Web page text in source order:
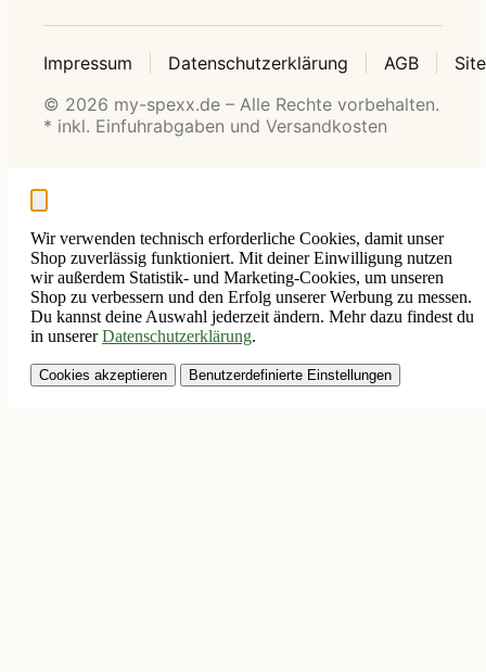
Impressum Datenschutzerklärung AGB
© 2026 my-spexx.de – Alle Rechte vorbehalten.
* inkl. Einfuhrabgaben und Versandkosten
Wir verwenden technisch erforderliche Cookies, damit unser
Shop zuverlässig funktioniert. Mit deiner Einwilligung nutzen
wir außerdem Statistik- und Marketing-Cookies, um unseren
Shop zu verbessern und den Erfolg unserer Werbung zu messen.
Du kannst deine Auswahl jederzeit ändern. Mehr dazu findest du
in unsererDatenschutzerklärung.
Cookies akzeptieren Benutzerdefinierte Einstellungen